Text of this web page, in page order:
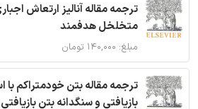
ترجمه مقاله آنالیز ارتعاش
متخلخل هدفمند
مبلغ: ۱۴۰,۰۰۰ تومان
ترجمه مقاله بتن خودمتراکم با
بازیافتی و سنگدانه بتن بازیافتی